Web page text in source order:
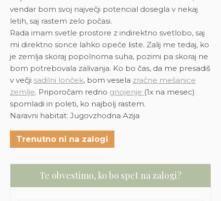
vendar bom svoj največji potencial dosegla v nekaj
letih, saj rastem zelo počasi.
Rada imam svetle prostore z indirektno svetlobo, saj
mi direktno sonce lahko opeče liste. Zalij me tedaj, ko
je zemlja skoraj popolnoma suha, pozimi pa skoraj ne
bom potrebovala zalivanja. Ko bo čas, da me presadiš
v večji sadilni lonček, bom vesela zračne mešanice
zemlje. Priporočam redno gnojenje (1x na mesec)
spomladi in poleti, ko najbolj rastem.
Naravni habitat: Jugovzhodna Azija
Trenutno ni na zalogi
Te obvestimo, ko bo spet na zalogi?